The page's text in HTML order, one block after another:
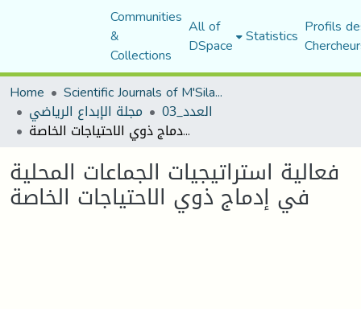
Communities
&
Collections
All of
DSpace Statistics Profils
Home
Scientific Journals of M'Sila University
مجلة الإبداع الرياضي العدد_03
فعالية استراتيجيات الجماعات المحلية في إدماج ذوي الاحتياجات الخاصة
فعالية استراتيجيات الجماعات المحلية
في إدماج ذوي الاحتياجات الخاصة